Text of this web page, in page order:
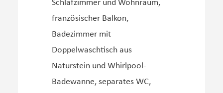
Schlafzimmer und Wohnraum,
französischer Balkon,
Badezimmer mit
Doppelwaschtisch aus
Naturstein und Whirlpool-
Badewanne, separates WC,